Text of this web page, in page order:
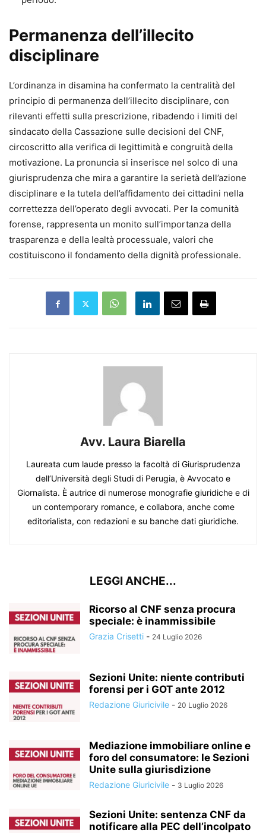
Permanenza dell’illecito
disciplinare
L’ordinanza in disamina ha confermato la centralità del
principio di permanenza dell’illecito disciplinare, con
rilevanti effetti sulla prescrizione, ribadendo i limiti del
sindacato della Cassazione sulle decisioni del CNF,
circoscritto alla verifica di legittimità e congruità della
motivazione. La pronuncia si inserisce nel solco di una
giurisprudenza che mira a garantire la serietà dell’azione
disciplinare e la tutela dell’affidamento dei cittadini nella
correttezza dell’operato degli avvocati. Per la comunità
forense, rappresenta un monito sull’importanza della
trasparenza e della lealtà processuale, valori che
costituiscono il fondamento della dignità professionale.
Avv. Laura Biarella
Laureata cum laude presso la facoltà di Giurisprudenza
dell’Università degli Studi di Perugia, è Avvocato e
Giornalista. È autrice di numerose monografie giuridiche e di
un contemporary romance, e collabora, anche come
editorialista, con redazioni e su banche dati giuridiche.
LEGGI ANCHE...
Ricorso al CNF senza procura
speciale: è inammissibile
Grazia Crisetti - 24 Luglio 2026
Sezioni Unite: niente contributi
forensi per i GOT ante 2012
Redazione Giuricivile - 20 Luglio 2026
Mediazione immobiliare online e
foro del consumatore: le Sezioni
Unite sulla giurisdizione
Redazione Giuricivile - 3 Luglio 2026
Sezioni Unite: sentenza CNF da
notificare alla PEC dell’incolpato